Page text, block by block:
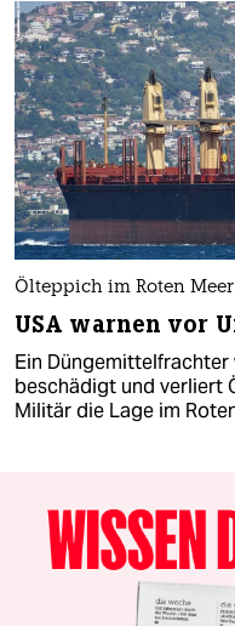
Ölteppich im Roten Meer
USA warnen vor
Ein
beschädigt und verliert
Militär die Lage im